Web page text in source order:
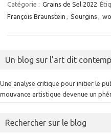
Catégorie : Grains de Sel 2022
François Braunstein , Sourgins ,
Un blog sur l’art dit
Une analyse critique pour initier le
mouvance artistique devenue un
Rechercher sur le blog